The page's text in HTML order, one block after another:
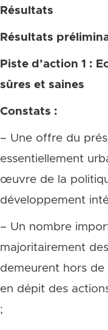
Résultats
Résultats
Piste d’action 1 :
sûres et saines
Constats :
– Une offre du
essentiellement
œuvre de la
développement
– Un nombre
majoritairement
demeurent hors de
en dépit des
;